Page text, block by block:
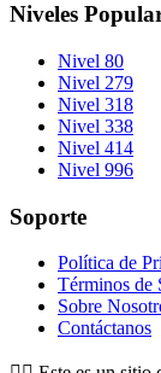
Niveles
Nivel 80
Nivel 279
Nivel 318
Nivel 338
Nivel 414
Nivel 996
Soporte
Política de
Términos de
Sobre
Contáctanos